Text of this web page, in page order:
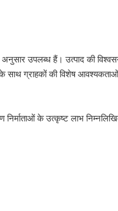
उपलब्ध हैं। उत्पाद की
साथ ग्राहकों की विशेष
के उत्कृष्ट लाभ